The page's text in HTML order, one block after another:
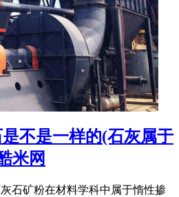
不是一样的(石灰属于
米网
石矿粉在材料学科中属于惰性掺